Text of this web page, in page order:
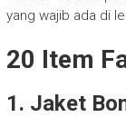
yang wajib ada di
20 Item
1. Jaket